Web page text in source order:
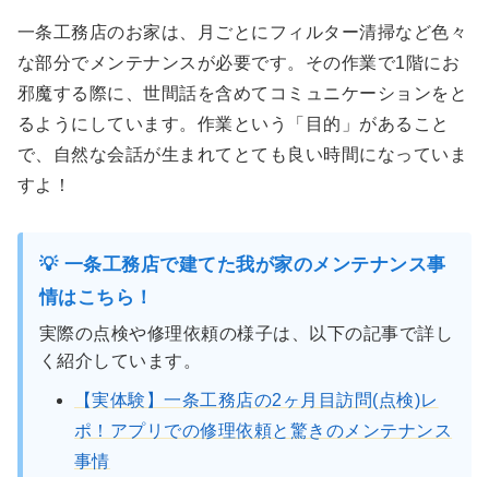
一条工務店のお家は、月ごとにフィルター清掃など色々
な部分でメンテナンスが必要です。その作業で1階にお
邪魔する際に、世間話を含めてコミュニケーションをと
るようにしています。作業という「目的」があること
で、自然な会話が生まれてとても良い時間になっていま
すよ！
💡 一条工務店で建てた我が家のメンテナンス事
情はこちら！
実際の点検や修理依頼の様子は、以下の記事で詳し
く紹介しています。
【実体験】一条工務店の2ヶ月目訪問(点検)レ
ポ！アプリでの修理依頼と驚きのメンテナンス
事情